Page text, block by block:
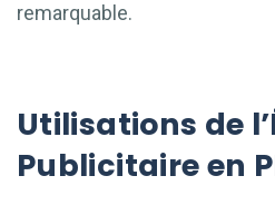
remarquable.
Utilisations de
Publicitaire en